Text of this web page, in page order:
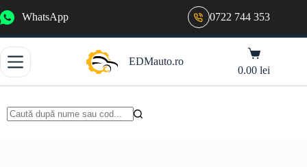
la
WhatsApp 0722 744 353
EDMauto.ro
Coș
de
cumpărături
0.00lei